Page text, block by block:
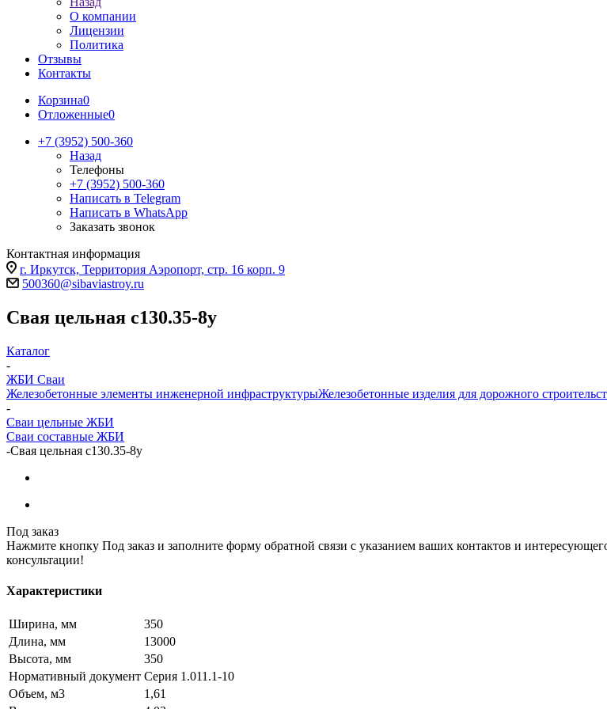
О компании
Лицензии
Политика
Отзывы
Контакты
Корзина0
Отложенные0
+7 (3952) 500-360
Назад
Телефоны
+7 (3952) 500-360
Написать в Telegram
Написать в WhatsApp
Заказать звонок
Контактная информация
г. Иркутск, Территория Аэропорт, стр. 16 корп. 9
500360@sibaviastroy.ru
Свая цельная с130.35-8у
Каталог
-
ЖБИ Сваи
Железобетонные элементы инженерной инфраструктурыЖелезобетонные изделия для дорожного
-
Сваи цельные ЖБИ
Сваи составные ЖБИ
-Свая цельная с130.35-8у
Под заказ
Нажмите кнопку Под заказ и заполните форму обратной связи с указанием ваших контактов и
консультации!
Характеристики
Ширина, мм
350
Длина, мм
13000
Высота, мм
350
Нормативный документ Серия 1.011.1-10
Объем, м3
1,61